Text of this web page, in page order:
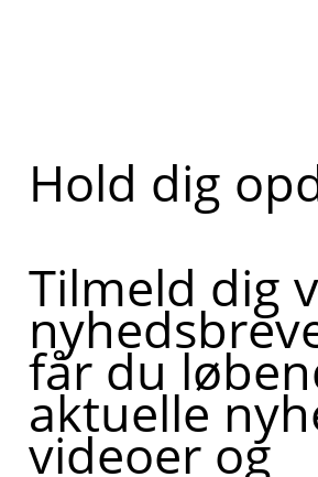
Hold dig
Tilmeld dig
får du
aktuelle
videoer og